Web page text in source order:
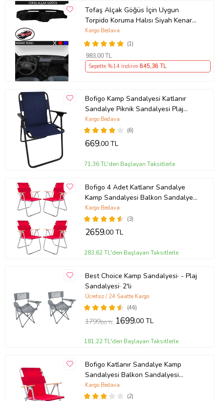
Tofaş Alçak Göğüs İçin Uygun
Torpido Koruma Halısı Siyah Kenar
Renk Siyah
(1)
Kargo Bedava
983,00 TL
Sepette %14 İndirim 845,38 TL
Bofigo Kamp Sandalyesi Katlanır
Sandalye Piknik Sandalyesi Plaj
Sandalyesi Lacivert.
(6)
Kargo Bedava
669,00 TL
71,36 TL'den Başlayan Taksitlerle
Bofigo 4 Adet Katlanır Sandalye
Kamp Sandalyesi Balkon Sandalyesi
Katlanabilir Piknik ve Bahçe
Sandalyesi Kırmızı
(3)
Kargo Bedava
2659,00 TL
283,62 TL'den Başlayan Taksitlerle
Best Choice Kamp Sandalyesi· - Plaj
Sandalyesi· 2'li
(46)
Ücretsiz / 24 Saatte Kargo
1799,00 TL 1699,00 TL
181,22 TL'den Başlayan Taksitlerle
Bofigo Katlanır Sandalye Kamp
Sandalyesi Balkon Sandalyesi
Katlanabilir Piknik ve Bahçe
Sandalyesi Kırmızı
(2)
Kargo Bedava